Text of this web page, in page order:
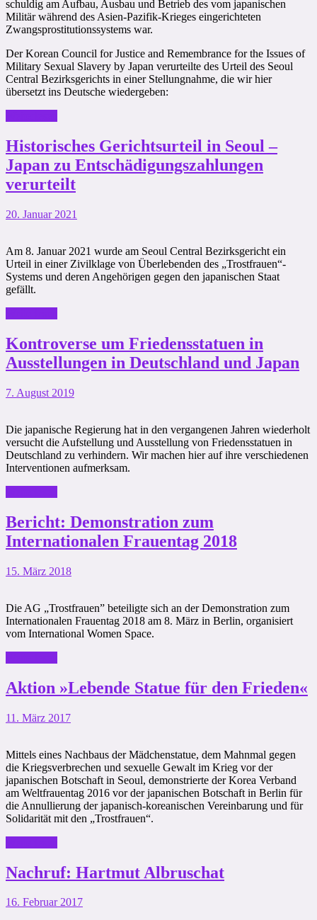
schuldig am Aufbau, Ausbau und Betrieb des vom japanischen
Militär während des Asien-Pazifik-Krieges eingerichteten
Zwangsprostitutionssystems war.
Der Korean Council for Justice and Remembrance for the Issues of
Military Sexual Slavery by Japan verurteilte des Urteil des Seoul
Central Bezirksgerichts in einer Stellungnahme, die wir hier
übersetzt ins Deutsche wiedergeben:
Historisches Gerichtsurteil in Seoul –
Japan zu Entschädigungszahlungen
verurteilt
20. Januar 2021
Am 8. Januar 2021 wurde am Seoul Central Bezirksgericht ein
Urteil in einer Zivilklage von Überlebenden des „Trostfrauen“-
Systems und deren Angehörigen gegen den japanischen Staat
gefällt.
Kontroverse um Friedensstatuen in
Ausstellungen in Deutschland und Japan
7. August 2019
Die japanische Regierung hat in den vergangenen Jahren wiederholt
versucht die Aufstellung und Ausstellung von Friedensstatuen in
Deutschland zu verhindern. Wir machen hier auf ihre verschiedenen
Interventionen aufmerksam.
Bericht: Demonstration zum
Internationalen Frauentag 2018
15. März 2018
Die AG „Trostfrauen” beteiligte sich an der Demonstration zum
Internationalen Frauentag 2018 am 8. März in Berlin, organisiert
vom International Women Space.
Aktion »Lebende Statue für den Frieden«
11. März 2017
Mittels eines Nachbaus der Mädchenstatue, dem Mahnmal gegen
die Kriegsverbrechen und sexuelle Gewalt im Krieg vor der
japanischen Botschaft in Seoul, demonstrierte der Korea Verband
am Weltfrauentag 2016 vor der japanischen Botschaft in Berlin für
die Annullierung der japanisch-koreanischen Vereinbarung und für
Solidarität mit den „Trostfrauen“.
Nachruf: Hartmut Albruschat
16. Februar 2017